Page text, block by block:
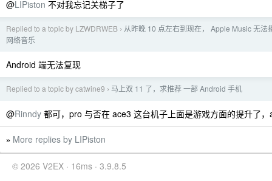
@LIPiston 不对我忘记关梯子了
Replied to a topic by LZWDRWEB › 从昨晚 10 点左右到现在， Apple Music 无法
网络音乐
Android 端无法复现
Replied to a topic by catwine9 › 马上双 11 了，求推荐 一部 Android 手机
@Rinndy 都可，pro 与否在 ace3 这台机子上面是游戏方面的提升了
» More replies by LIPiston
© 2026 V2EX · 16ms · 3.9.8.5